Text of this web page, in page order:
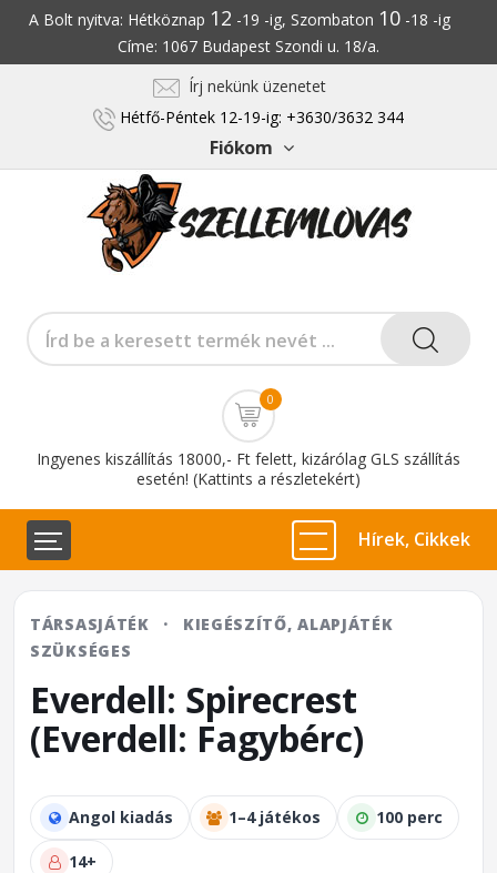
A Bolt nyitva: Hétköznap 12 -19 -ig, Szombaton 10-18 -ig
Címe: 1067 Budapest Szondi u. 18/a.
Írj nekünk üzenetet
Hétfő-Péntek 12-19-ig: +3630/3632 344
Fiókom
0
Ingyenes kiszállítás 18000,- Ft felett, kizárólag GLS szállítás
esetén! (Kattints a részletekért)
Hírek, Cikkek
TÁRSASJÁTÉK ·
KIEGÉSZÍTŐ, ALAPJÁTÉK
SZÜKSÉGES
Everdell: Spirecrest
(Everdell: Fagybérc)
Angol kiadás 1–4 játékos 100 perc
14+